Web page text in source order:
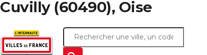
Cuvilly(60490), Oise